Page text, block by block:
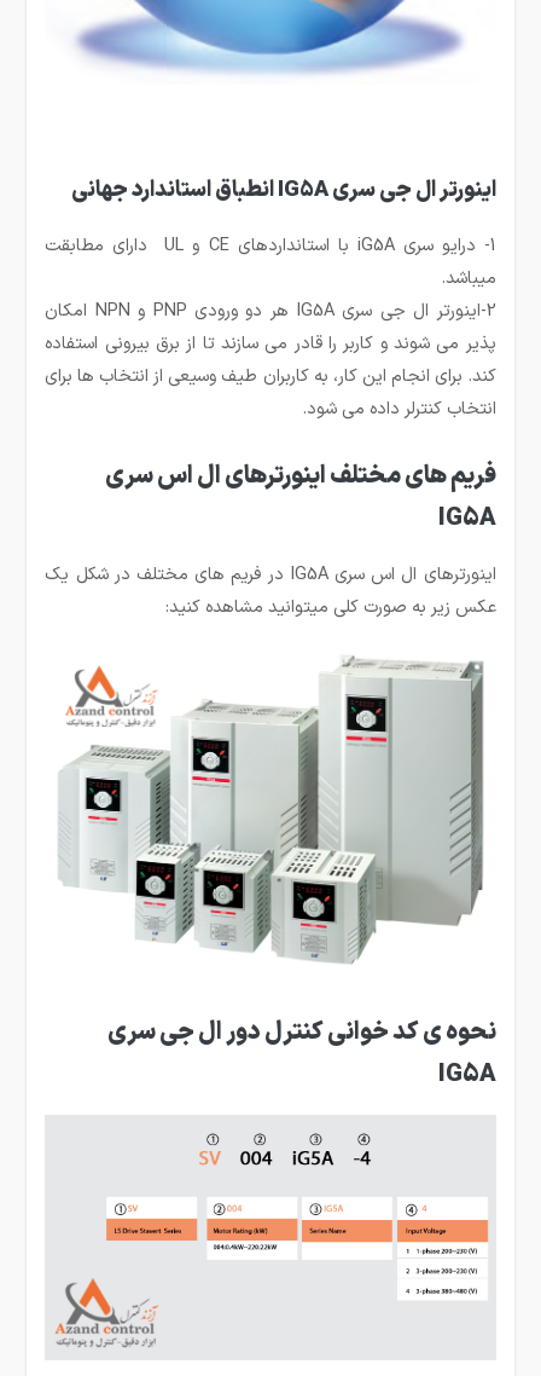
اینورتر ال جی سری IG5A انطباق استاندارد جهانی
1- درایو سری iG5A با استانداردهای CE و UL دارای مطابقت
میباشد.
2-اینورتر ال جی سری IG5A هر دو ورودی PNP و NPN امکان
پذیر می شوند و کاربر را قادر می سازند تا از برق بیرونی استفاده
کند. برای انجام این کار، به کاربران طیف وسیعی از انتخاب ها برای
انتخاب کنترلر داده می شود.
فریم های مختلف اینورترهای ال اس سری
IG5A
اینورترهای ال اس سری IG5A در فریم های مختلف در شکل یک
عکس زیر به صورت کلی میتوانید مشاهده کنید:
نحوه ی کد خوانی کنترل دور ال جی سری
IG5A